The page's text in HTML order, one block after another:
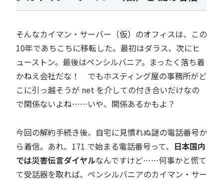
そんなカイマン・サーバー（仮）のオフィスは、この
10年であちこちに移転した。最初はダラス、次にヒ
ューストン。最後はペンシルバニア。まったく落ち着
かねえ会社だな！ でもホスティング屋の事務所がど
こに引っ越そうが net を介しての付き合いだけなの
で関係ないよね……いや、関係あるかもよ？
今回の解約手続き後、自宅に見慣れぬ謎の電話番号か
ら着信。あれ、171 で始まる電話番号って、 日本国内
では災害伝言ダイヤルなんですけど……何事かと慌て
て受話器を取れば、ペンシルバニアのカイマン・サー